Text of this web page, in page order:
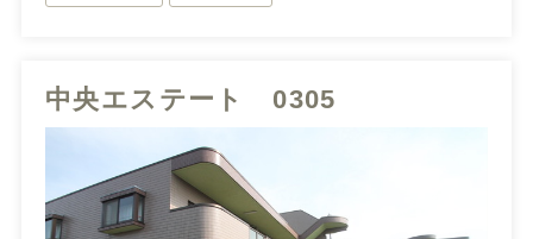
中央エステート 0305